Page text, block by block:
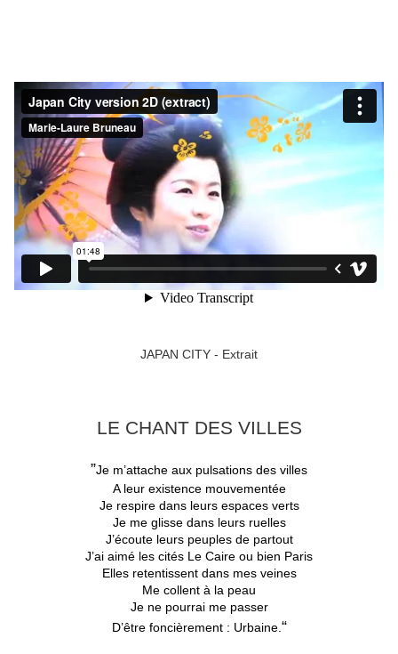
JAPAN CITY - Extrait
LE CHANT DES VILLES
”Je m’attache aux pulsations des villes
A leur existence mouvementée
Je respire dans leurs espaces verts
Je me glisse dans leurs ruelles
J’écoute leurs peuples de partout
J’ai aimé les cités Le Caire ou bien Paris
Elles retentissent dans mes veines
Me collent à la peau
Je ne pourrai me passer
D’être foncièrement : Urbaine. “